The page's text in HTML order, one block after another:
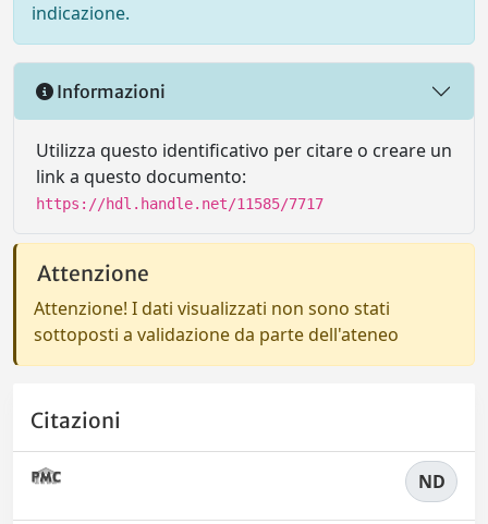
indicazione.
Informazioni
Utilizza questo identificativo per citare o creare un
link a questo documento:
https://hdl.handle.net/11585/7717
Attenzione
Attenzione! I dati visualizzati non sono stati
sottoposti a validazione da parte dell'ateneo
Citazioni
ND